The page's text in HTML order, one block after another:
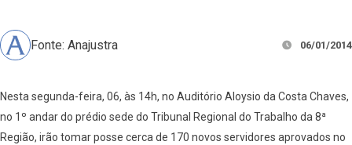
Fonte: Anajustra 06/01/2014
Nesta segunda-feira, 06, às 14h, no Auditório Aloysio da Costa Chaves,
no 1º andar do prédio sede do Tribunal Regional do Trabalho da 8ª
Região, irão tomar posse cerca de 170 novos servidores aprovados no